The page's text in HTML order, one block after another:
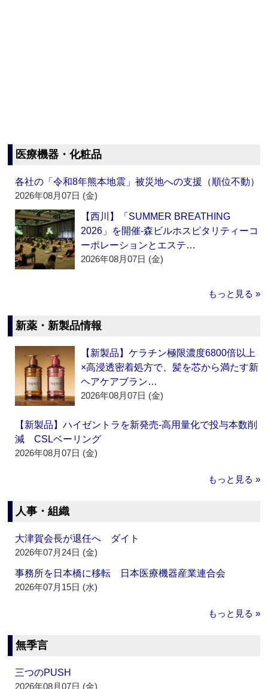
医療機器・化粧品
各社の「令和8年熊本地震」被災地への支援（順位不動）
2026年08月07日 (金)
【西川】「SUMMER BREATHING
2026」を開催‐森ビルホスピタリティーコ
ーポレーションとエステ…
2026年08月07日 (金)
もっと見る »
新薬・新製品情報
【新製品】ケラチン極限濃度6800倍以上
×高浸透密着処方で、髪を芯から満たす新
ヘアケアブラン…
2026年08月07日 (金)
【新製品】ハイゼントラを新発売‐高用量化で投与本数削
減 CSLベーリング
2026年08月07日 (金)
もっと見る »
人事・組織
大津賀会長が退任へ ダイト
2026年07月24日 (金)
事務所を日本橋に移転 日本医療機器産業連合会
2026年07月15日 (水)
もっと見る »
無季言
三つのPUSH
2026年08月07日 (金)